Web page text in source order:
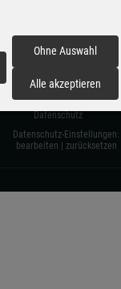
Datenschutz
Datenschutz-Einstellungen:
bearbeiten
zurücksetzen
Ohne Auswahl
Alle akzeptieren